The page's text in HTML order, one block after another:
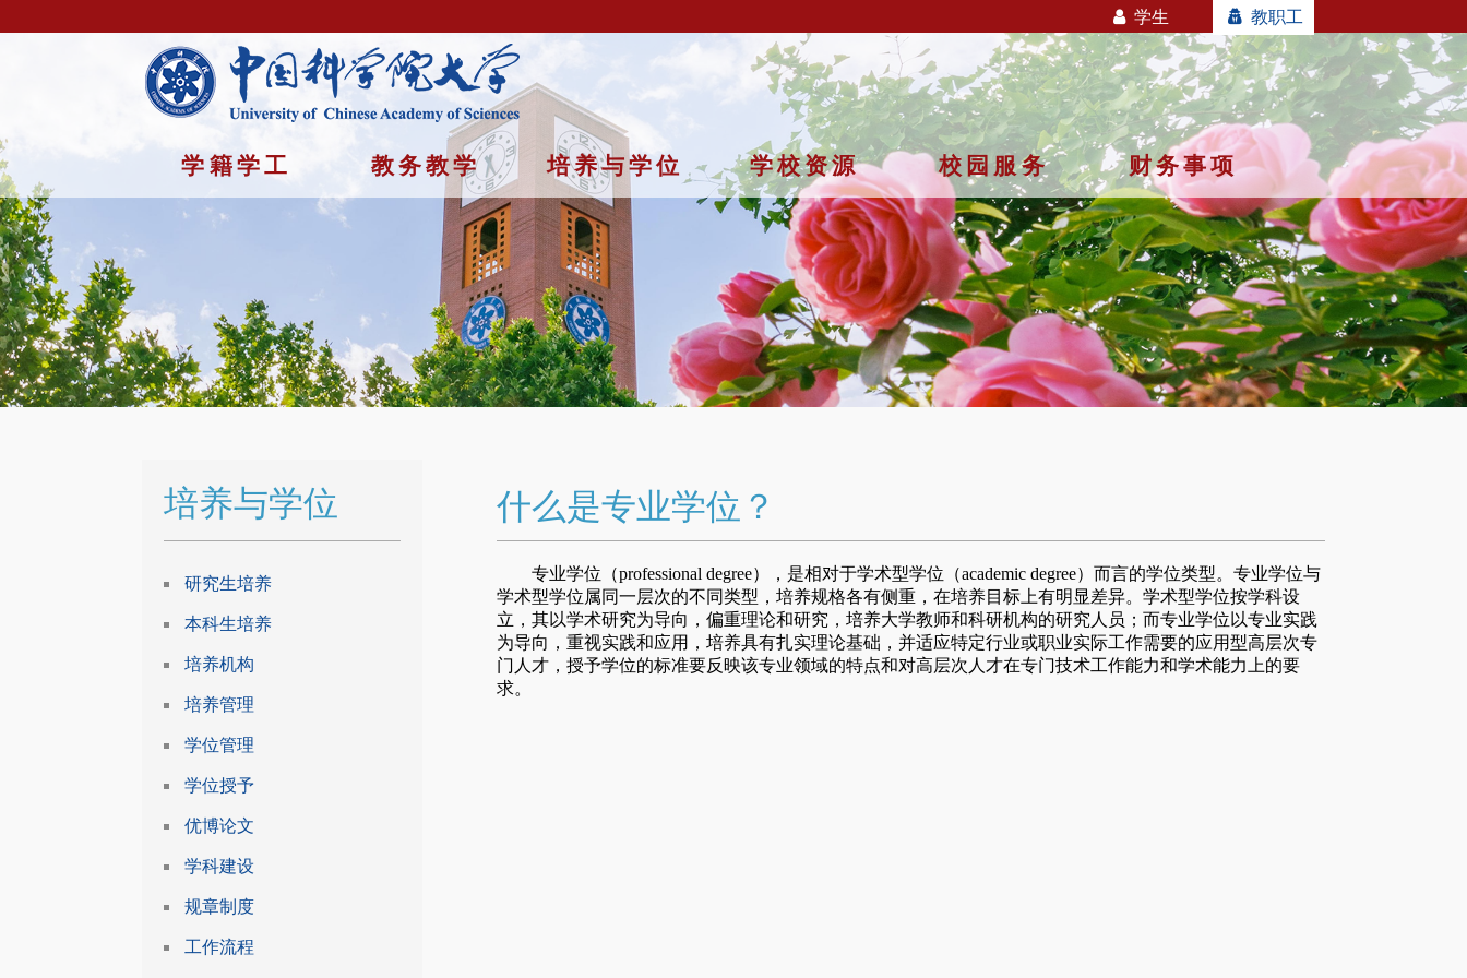
学生 教职工
学籍学工 教务教学 培养与学位 学校资源 校园服务 财务事项
首页/培养与学位 /常见问题
什么是专业学位？
专业学位（professional degree），是相对于学术型学位（academic degree）而言的学位类型。专业学位与
学术型学位属同一层次的不同类型，培养规格各有侧重，在培养目标上有明显差异。学术型学位按学科设
立，其以学术研究为导向，偏重理论和研究，培养大学教师和科研机构的研究人员；而专业学位以专业实践
为导向，重视实践和应用，培养具有扎实理论基础，并适应特定行业或职业实际工作需要的应用型高层次专
门人才，授予学位的标准要反映该专业领域的特点和对高层次人才在专门技术工作能力和学术能力上的要
求。
培养与学位
研究生培养
本科生培养
培养机构
培养管理
学位管理
学位授予
优博论文
学科建设
规章制度
工作流程